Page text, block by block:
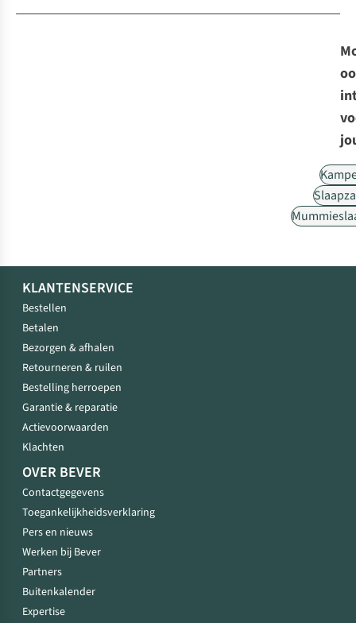
KLANTENSERVICE
Bestellen
Betalen
Bezorgen & afhalen
Retourneren & ruilen
Bestelling herroepen
Garantie & reparatie
Actievoorwaarden
Klachten
OVER BEVER
Contactgegevens
Toegankelijkheidsverklaring
Pers en nieuws
Werken bij Bever
Partners
Buitenkalender
Expertise